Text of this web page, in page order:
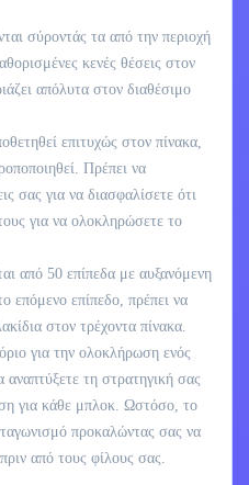
σύροντάς τα από την περιοχή
κενές θέσεις στον
απόλυτα στον διαθέσιμο
επιτυχώς στον πίνακα,
Πρέπει να
σας για να διασφαλίσετε ότι
για να ολοκληρώσετε το
από 50 επίπεδα με αυξανόμενη
επόμενο επίπεδο, πρέπει να
στον τρέχοντα πίνακα.
για την ολοκλήρωση ενός
τη στρατηγική σας
για κάθε μπλοκ. Ωστόσο, το
προκαλώντας σας να
από τους φίλους σας.